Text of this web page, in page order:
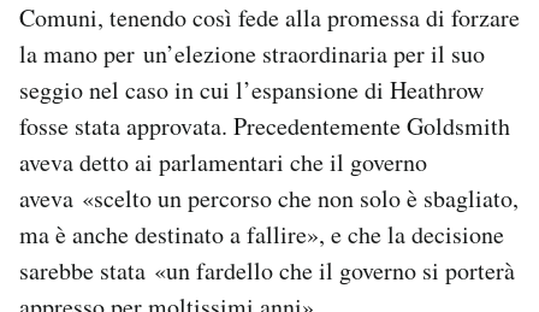
Comuni, tenendo così fede alla promessa di forzare
la mano per un’elezione straordinaria per il suo
seggio nel caso in cui l’espansione di Heathrow
fosse stata approvata. Precedentemente Goldsmith
aveva detto ai parlamentari che il governo
aveva «scelto un percorso che non solo è sbagliato,
ma è anche destinato a fallire», e che la decisione
sarebbe stata «un fardello che il governo si porterà